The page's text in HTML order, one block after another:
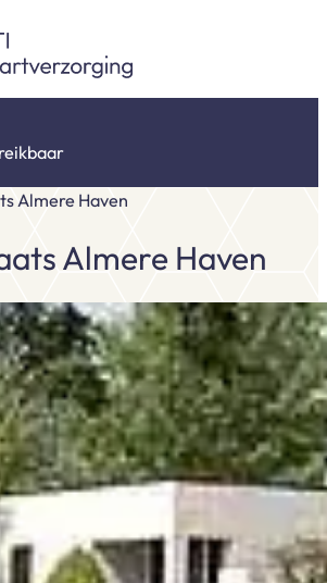
Almere Haven
Almere Haven